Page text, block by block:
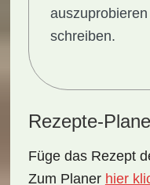
schreiben.
Rezepte-
Füge das Rezept
Zum Planer hier